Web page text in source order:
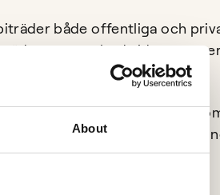
About
både offentliga och
som ombud vid
som skiljenämnd.
också som kursledare
och konsulträtt på